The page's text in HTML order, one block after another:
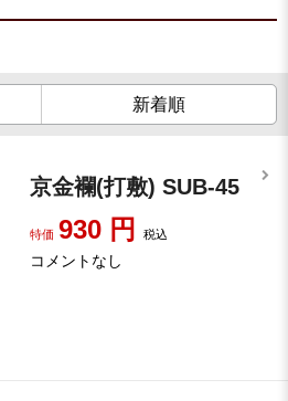
新着順
京金襴(打敷) SUB-45
特価 930 円税込
コメントなし